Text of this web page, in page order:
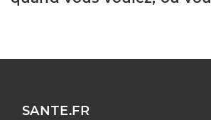
SANTE.FR